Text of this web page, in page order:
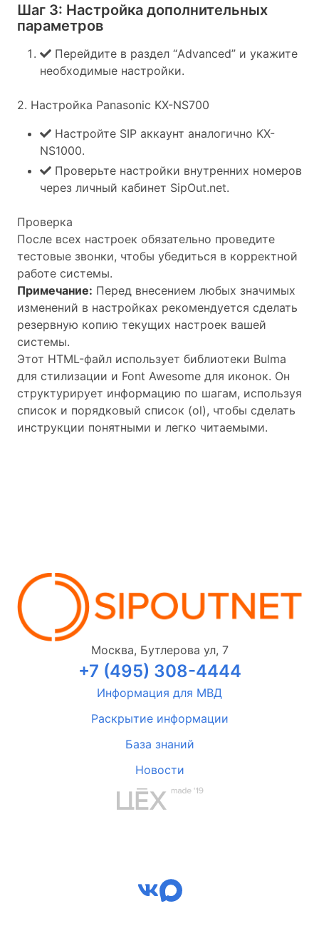
Шаг 3: Настройка дополнительных
параметров
Перейдите в раздел “Advanced” и укажите
необходимые настройки.
2. Настройка Panasonic KX-NS700
Настройте SIP аккаунт аналогично KX-
NS1000.
Проверьте настройки внутренних номеров
через личный кабинет SipOut.net.
Проверка
После всех настроек обязательно проведите
тестовые звонки, чтобы убедиться в корректной
работе системы.
Примечание: Перед внесением любых значимых
изменений в настройках рекомендуется сделать
резервную копию текущих настроек вашей
системы.
Этот HTML-файл использует библиотеки Bulma
для стилизации и Font Awesome для иконок. Он
структурирует информацию по шагам, используя
список и порядковый список (ol), чтобы сделать
инструкции понятными и легко читаемыми.
Москва, Бутлерова ул, 7
+7 (495) 308-4444
Информация для МВД
Раскрытие информации
База знаний
Новости